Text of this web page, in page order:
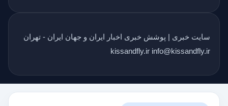
سایت خبری | پوشش خبری اخبار ایران و جهان ایران - تهران
kissandfly.ir info@kissandfly.ir